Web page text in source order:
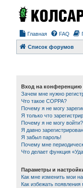
Главная FAQ
Список форумов
Вход на конференцию
Зачем мне нужно
Что такое COPPA?
Почему я не могу
Я только что
Почему я не могу войти?
Я давно
Я забыл пароль!
Почему мне
Что делает функция
Параметры и
Как мне изменить мои
Как избежать